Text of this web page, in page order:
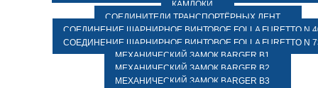
КАМЛОКИ
СОЕДИНИТЕЛИ ТРАНСПОРТЁРНЫХ ЛЕНТ
СОЕДИНЕНИЕ ШАРНИРНОЕ ВИНТОВОЕ FOLLA FURETTO N
СОЕДИНЕНИЕ ШАРНИРНОЕ ВИНТОВОЕ FOLLA FURETTO N
МЕХАНИЧЕСКИЙ ЗАМОК BARGER B1
МЕХАНИЧЕСКИЙ ЗАМОК BARGER B2
МЕХАНИЧЕСКИЙ ЗАМОК BARGER B3